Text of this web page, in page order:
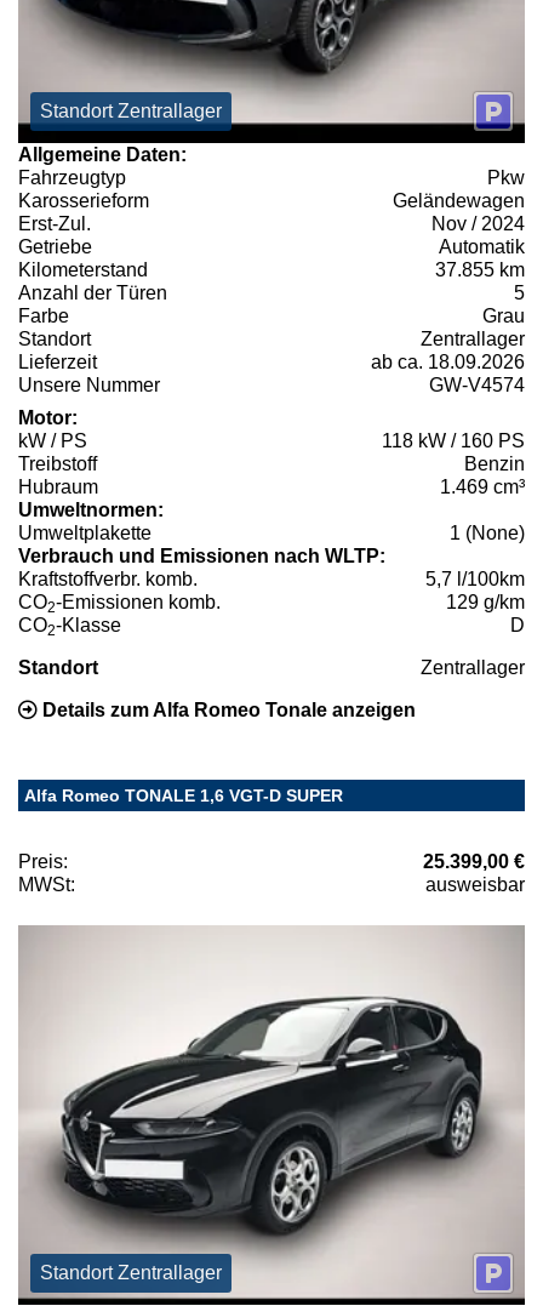
Standort Zentrallager
Allgemeine Daten:
Fahrzeugtyp
Pkw
Karosserieform
Geländewagen
Erst-Zul.
Nov / 2024
Getriebe
Automatik
Kilometerstand
37.855 km
Anzahl der Türen
5
Farbe
Grau
Standort
Zentrallager
Lieferzeit
ab ca. 18.09.2026
Unsere Nummer
GW-V4574
Motor:
kW / PS
118 kW / 160 PS
Treibstoff
Benzin
Hubraum
1.469 cm³
Umweltnormen:
Umweltplakette
1 (None)
Verbrauch und Emissionen nach WLTP:
Kraftstoffverbr. komb.
5,7 l/100km
CO2-Emissionen komb.
129 g/km
CO2-Klasse D
Standort Zentrallager
Details zum Alfa Romeo Tonale anzeigen
Alfa Romeo TONALE 1,6 VGT-D SUPER
Preis:
25.399,00 €
MWSt:
ausweisbar
Standort Zentrallager